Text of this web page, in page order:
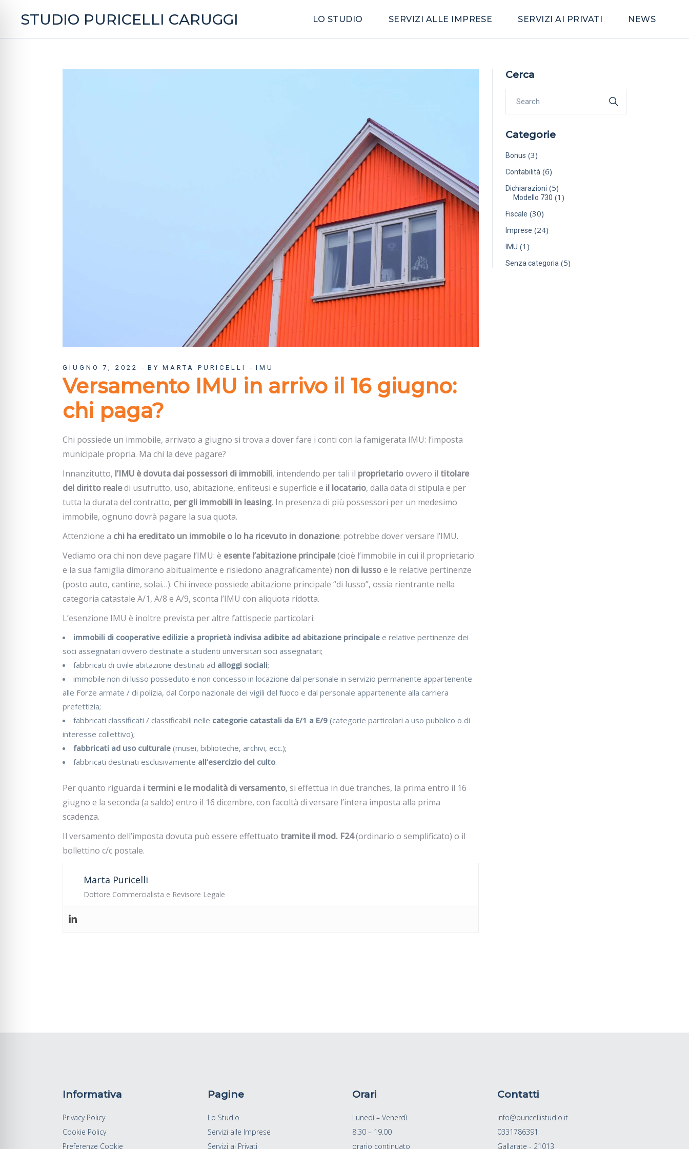
STUDIO PURICELLI CARUGGI LO STUDIO SERVIZI ALLE IMPRESE SERVIZI AI PRIVATI NEWS
GIUGNO 7, 2022 BY MARTA PURICELLI IMU
Versamento IMU in arrivo il 16 giugno:
chi paga?
Chi possiede un immobile, arrivato a giugno si trova a dover fare i conti con la famigerata IMU: l’imposta
municipale propria. Ma chi la deve pagare?
Innanzitutto, l’IMU è dovuta dai possessori di immobili, intendendo per tali il proprietarioovvero il titolare
del diritto realedi usufrutto, uso, abitazione, enfiteusi e superficie e il locatario, dalla data di stipula e per
tutta la durata del contratto, per gli immobili in leasing. In presenza di più possessori per un medesimo
immobile, ognuno dovrà pagare la sua quota.
Attenzione a chi ha ereditato un immobile o lo ha ricevuto in donazione: potrebbe dover versare l’IMU.
Vediamo ora chi non deve pagare l’IMU: è esente l’abitazione principale(cioè l’immobile in cui il proprietario
e la sua famiglia dimorano abitualmente e risiedono anagraficamente) non di lussoe le relative pertinenze
(posto auto, cantine, solai…). Chi invece possiede abitazione principale “di lusso”, ossia rientrante nella
categoria catastale A/1, A/8 e A/9, sconta l’IMU con aliquota ridotta.
L’esenzione IMU è inoltre prevista per altre fattispecie particolari:
immobili di cooperative edilizie a proprietà indivisa adibite ad abitazione principale e relative pertinenze dei
soci assegnatari ovvero destinate a studenti universitari soci assegnatari;
fabbricati di civile abitazione destinati ad alloggi sociali;
immobile non di lusso posseduto e non concesso in locazione dal personale in servizio permanente appartenente
alle Forze armate / di polizia, dal Corpo nazionale dei vigili del fuoco e dal personale appartenente alla carriera
prefettizia;
fabbricati classificati / classificabili nelle categorie catastali da E/1 a E/9 (categorie particolari a uso pubblico o di
interesse collettivo);
fabbricati ad uso culturale (musei, biblioteche, archivi, ecc.);
fabbricati destinati esclusivamente all’esercizio del culto.
Per quanto riguarda i termini e le modalità di versamento, si effettua in due tranches, la prima entro il 16
giugno e la seconda (a saldo) entro il 16 dicembre, con facoltà di versare l’intera imposta alla prima
scadenza.
Il versamento dell’imposta dovuta può essere effettuato tramite il mod. F24(ordinario o semplificato) o il
bollettino c/c postale.
Marta Puricelli
Dottore Commercialista e Revisore Legale
Cerca
Categorie
Bonus (3)
Contabilità (6)
Dichiarazioni (5)
Modello 730 (1)
Fiscale (30)
Imprese (24)
IMU (1)
Senza categoria (5)
Informativa
Privacy Policy
Cookie Policy
Preferenze Cookie
Pagine
Lo Studio
Servizi alle Imprese
Servizi ai Privati
Orari
Lunedì – Venerdì
8.30 – 19.00
orario continuato
Contatti
info@puricellistudio.it
0331786391
Gallarate - 21013